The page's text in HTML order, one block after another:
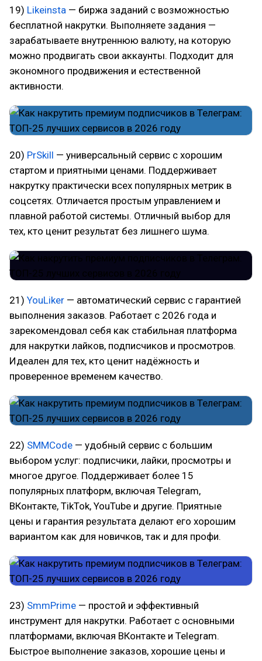
19) Likeinsta — биржа заданий с возможностью
бесплатной накрутки. Выполняете задания —
зарабатываете внутреннюю валюту, на которую
можно продвигать свои аккаунты. Подходит для
экономного продвижения и естественной
активности.
20) PrSkill — универсальный сервис с хорошим
стартом и приятными ценами. Поддерживает
накрутку практически всех популярных метрик в
соцсетях. Отличается простым управлением и
плавной работой системы. Отличный выбор для
тех, кто ценит результат без лишнего шума.
21) YouLiker — автоматический сервис с гарантией
выполнения заказов. Работает с 2026 года и
зарекомендовал себя как стабильная платформа
для накрутки лайков, подписчиков и просмотров.
Идеален для тех, кто ценит надёжность и
проверенное временем качество.
22) SMMCode — удобный сервис с большим
выбором услуг: подписчики, лайки, просмотры и
многое другое. Поддерживает более 15
популярных платформ, включая Telegram,
ВКонтакте, TikTok, YouTube и другие. Приятные
цены и гарантия результата делают его хорошим
вариантом как для новичков, так и для профи.
23) SmmPrime — простой и эффективный
инструмент для накрутки. Работает с основными
платформами, включая ВКонтакте и Telegram.
Быстрое выполнение заказов, хорошие цены и